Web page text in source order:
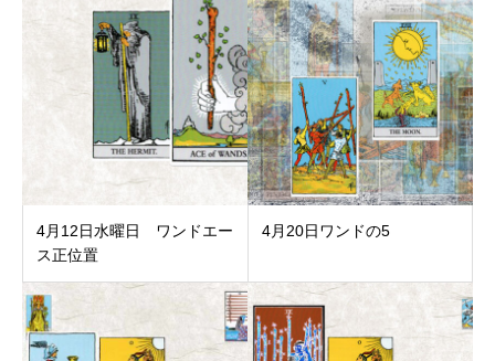
4月12日水曜日 ワンドエー
ス正位置
4月20日ワンドの5